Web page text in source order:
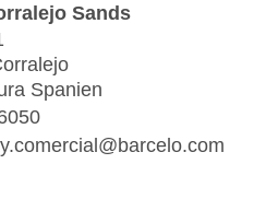
Sands
Spanien